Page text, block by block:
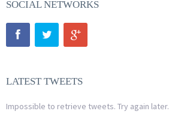
SOCIAL NETWORKS
LATEST TWEETS
Impossible to retrieve tweets. Try again later.